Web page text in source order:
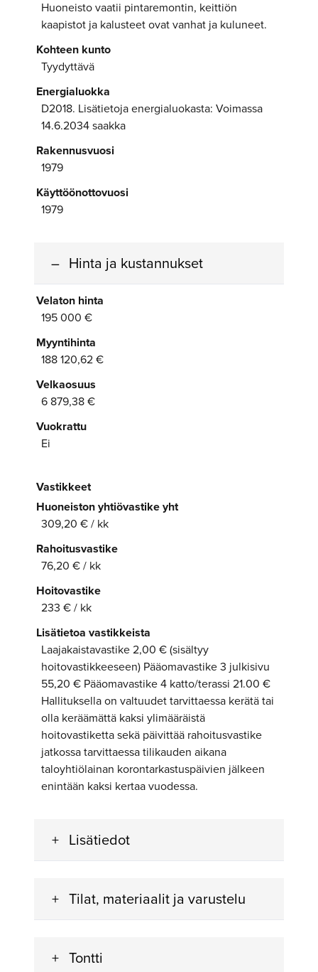
Huoneisto vaatii pintaremontin, keittiön
kaapistot ja kalusteet ovat vanhat ja kuluneet.
Kohteen kunto
Tyydyttävä
Energialuokka
D2018. Lisätietoja energialuokasta: Voimassa
14.6.2034 saakka
Rakennusvuosi
1979
Käyttöönottovuosi
1979
Hinta ja kustannukset
Velaton hinta
195 000 €
Myyntihinta
188 120,62 €
Velkaosuus
6 879,38 €
Vuokrattu
Ei
Vastikkeet
Huoneiston yhtiövastike yht
309,20 € / kk
Rahoitusvastike
76,20 € / kk
Hoitovastike
233 € / kk
Lisätietoa vastikkeista
Laajakaistavastike 2,00 € (sisältyy
hoitovastikkeeseen) Pääomavastike 3 julkisivu
55,20 € Pääomavastike 4 katto/terassi 21.00 €
Hallituksella on valtuudet tarvittaessa kerätä tai
olla keräämättä kaksi ylimääräistä
hoitovastiketta sekä päivittää rahoitusvastike
jatkossa tarvittaessa tilikauden aikana
taloyhtiölainan korontarkastuspäivien jälkeen
enintään kaksi kertaa vuodessa.
Lisätiedot
Tilat, materiaalit ja varustelu
Tontti